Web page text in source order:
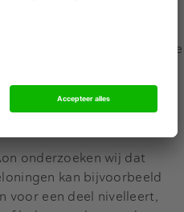
nu eenmaal veel – ook op
due diligence-traject moet je
maar naar de vloer
taal? Passen
doen als het salarisniveau
onderzoeken wij dat
kan bijvoorbeeld
voor een deel nivelleert,